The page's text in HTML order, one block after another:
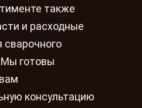
также
и расходные
Мы готовы
консультацию